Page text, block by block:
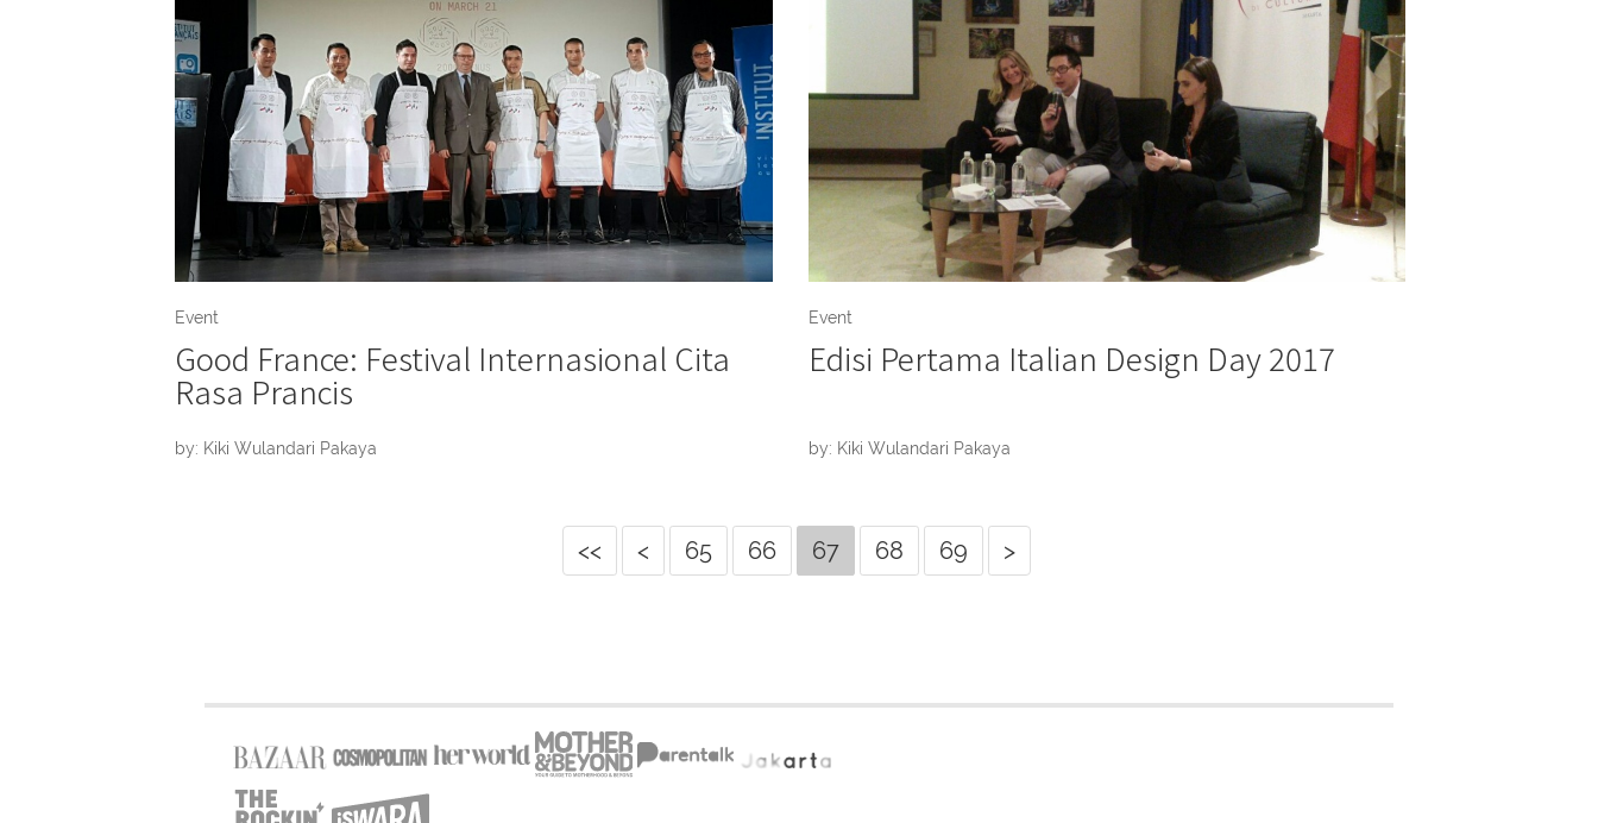
Event
Good France: Festival Internasional Cita
Rasa Prancis
by: Kiki Wulandari Pakaya
Event
Edisi Pertama Italian Design Day 2017
by: Kiki Wulandari Pakaya
<< < 65 66 67 68 69 >